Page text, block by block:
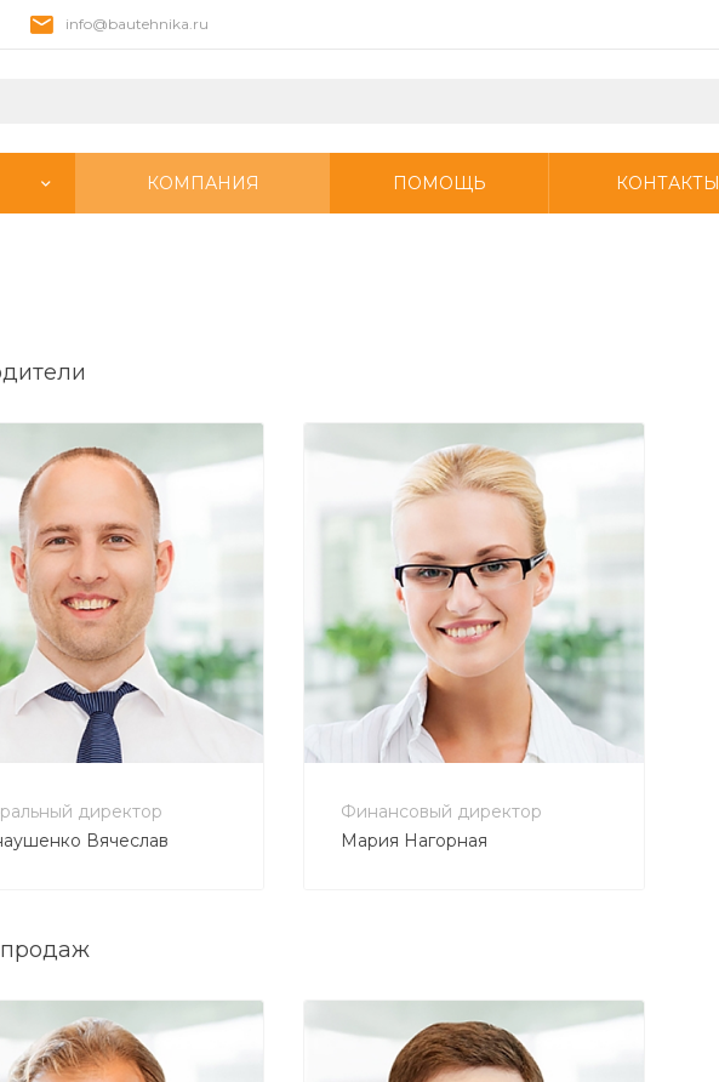
info@bautehnika.ru
КОМПАНИЯ ПОМОЩЬ КОНТАКТЫ
директор
Вячеслав
800 555 7278
vp@bautehnika.ru
Финансовый директор
Мария Нагорная
+7 800 555 7278
buh@bautehnika.ru